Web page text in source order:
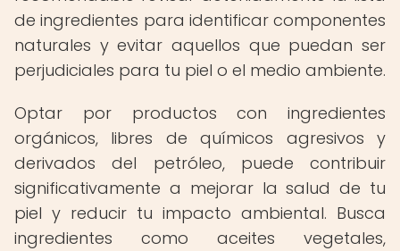
de ingredientes para identificar componentes
naturales y evitar aquellos que puedan ser
perjudiciales para tu piel o el medio ambiente.
Optar por productos con ingredientes
orgánicos, libres de químicos agresivos y
derivados del petróleo, puede contribuir
significativamente a mejorar la salud de tu
piel y reducir tu impacto ambiental. Busca
ingredientes como aceites vegetales,